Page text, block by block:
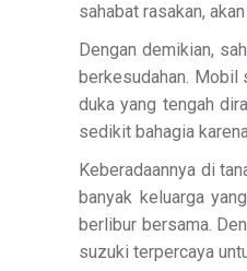
sahabat rasakan,
Dengan demikian,
berkesudahan. Mobil
duka yang tengah
sedikit bahagia
Keberadaannya di
banyak keluarga
berlibur bersama.
suzuki terpercaya